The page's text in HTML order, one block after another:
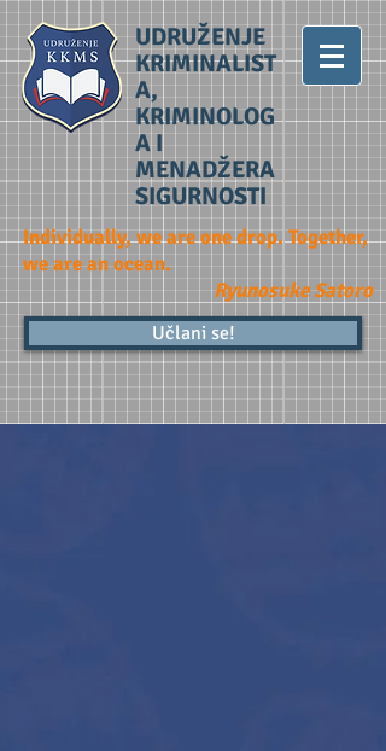
UDRUŽENJE
KRIMINALIST
A,
KRIMINOLOG
A I
MENADŽERA
SIGURNOSTI
Individually, we are one drop. Together,
we are an ocean.
Ryunosuke Satoro
Učlani se!